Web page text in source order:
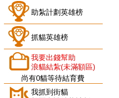
助紮計劃英雄榜
抓貓英雄榜
我要出錢幫助
浪貓結紮(未滿額區)
尚有0貓等待結育費
我抓到街貓